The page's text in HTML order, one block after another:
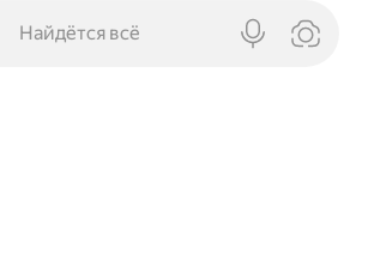
Найдётся всё